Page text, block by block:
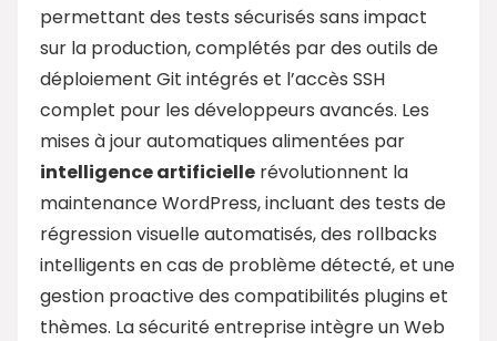
permettant des tests sécurisés sans impact
sur la production, complétés par des outils de
déploiement Git intégrés et l’accès SSH
complet pour les développeurs avancés. Les
mises à jour automatiques alimentées par
intelligence artificielle révolutionnent la
maintenance WordPress, incluant des tests de
régression visuelle automatisés, des rollbacks
intelligents en cas de problème détecté, et une
gestion proactive des compatibilités plugins et
thèmes. La sécurité entreprise intègre un Web